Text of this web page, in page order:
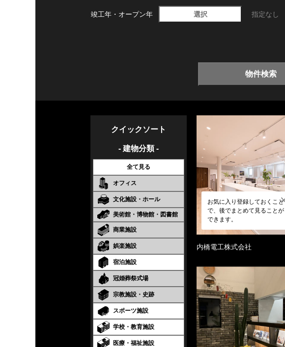
竣工年・ オープン年 選択 指定なし
物件検索
クイックソート
- 建物分類 -
全て見る
オフィス
文化施設・ホール
美術館・博物館・図書館
商業施設
娯楽施設
宿泊施設
冠婚葬祭式場
宗教施設・史跡
スポーツ施設
学校・教育施設
医療・福祉施設
お気に入り登録しておくこと
で、後でまとめて見ることが
できます。
内橋電工株式会社